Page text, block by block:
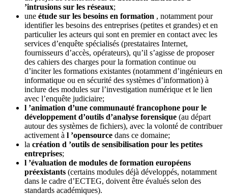
’intrusions sur les réseaux;
une étude sur les besoins en formation , notamment pour
identifier les besoins des entreprises (petites et grandes) et en
particulier les acteurs qui sont en premier en contact avec les
services d’enquête spécialisés (prestataires Internet,
fournisseurs d’accès, opérateurs), qu’il s’agisse de proposer
des cahiers des charges pour la formation continue ou
d’inciter les formations existantes (notamment d’ingénieurs en
informatique ou en sécurité des systèmes d’information) à
inclure des modules sur l’investigation numérique et le lien
avec l’enquête judiciaire;
l ’animation d’une communauté francophone pour le
développement d’outils d’analyse forensique (au départ
autour des systèmes de fichiers), avec la volonté de contribuer
activement à l ’opensource dans ce domaine;
la création d ’outils de sensibilisation pour les petites
entreprises;
l ’évaluation de modules de formation européens
préexistants (certains modules déjà développés, notamment
dans le cadre d’ECTEG, doivent être évalués selon des
standards académiques).